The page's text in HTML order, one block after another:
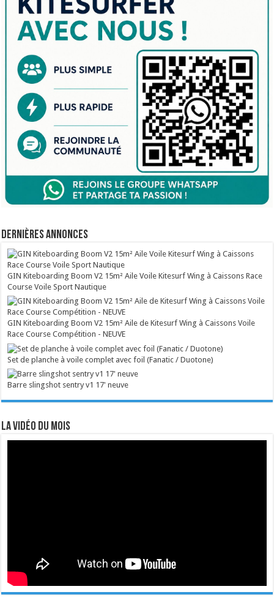
Dernières annonces
GIN Kiteboarding Boom V2 15m² Aile Voile Kitesurf Wing à Caissons Race
Course Voile Sport Nautique
GIN Kiteboarding Boom V2 15m² Aile de Kitesurf Wing à Caissons Voile
Race Course Compétition - NEUVE
Set de planche à voile complet avec foil (Fanatic / Duotone)
Barre slingshot sentry v1 17' neuve
La vidéo du mois